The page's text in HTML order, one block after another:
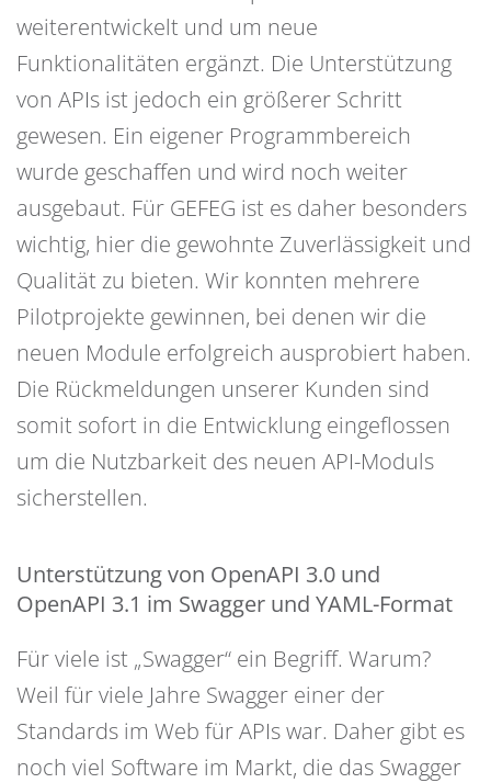
weiterentwickelt und um neue
Funktionalitäten ergänzt. Die Unterstützung
von APIs ist jedoch ein größerer Schritt
gewesen. Ein eigener Programmbereich
wurde geschaffen und wird noch weiter
ausgebaut. Für GEFEG ist es daher besonders
wichtig, hier die gewohnte Zuverlässigkeit und
Qualität zu bieten. Wir konnten mehrere
Pilotprojekte gewinnen, bei denen wir die
neuen Module erfolgreich ausprobiert haben.
Die Rückmeldungen unserer Kunden sind
somit sofort in die Entwicklung eingeflossen
um die Nutzbarkeit des neuen API-Moduls
sicherstellen.
Unterstützung von OpenAPI 3.0 und
OpenAPI 3.1 im Swagger und YAML-Format
Für viele ist „Swagger“ ein Begriff. Warum?
Weil für viele Jahre Swagger einer der
Standards im Web für APIs war. Daher gibt es
noch viel Software im Markt, die das Swagger